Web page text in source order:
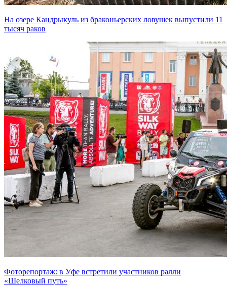
На озере Кандрыкуль из браконьерских ловушек выпустили 11
тысяч раков
Фоторепортаж: в Уфе встретили участников ралли
«Шелковый путь»